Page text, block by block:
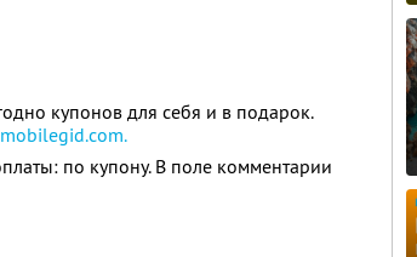
купонов для себя и в подарок.
по купону. В поле комментарии